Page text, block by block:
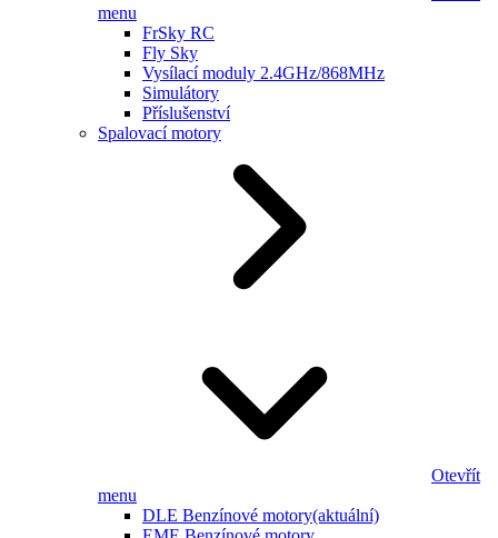
menu
FrSky RC
Fly Sky
Vysílací moduly 2.4GHz/868MHz
Simulátory
Příslušenství
Spalovací motory
Otevřít
menu
DLE Benzínové motory(aktuální)